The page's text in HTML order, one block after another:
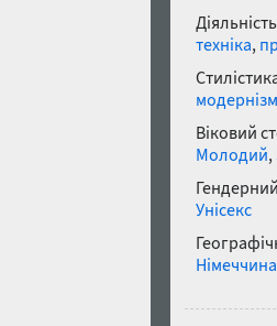
техніка,
модернізм
Віковий
Молодий,
Унісекс
Німеччина